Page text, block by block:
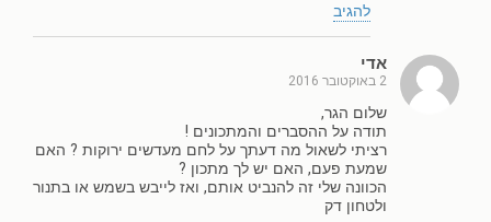
להגיב
אדי
2 באוקטובר 2016
שלום הגר,
תודה על ההסברים והמתכונים !
רציתי לשאול מה דעתך על לחם מעדשים ירוקות ? האם
שמעת פעם, האם יש לך מתכון ?
הכוונה שלי זה להנביט אותם, ואז לייבש בשמש או בתנור
ולטחון דק